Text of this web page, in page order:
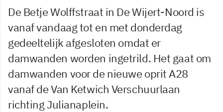
De Betje Wolffstraat in De Wijert-Noord is
vanaf vandaag tot en met donderdag
gedeeltelijk afgesloten omdat er
damwanden worden ingetrild. Het gaat om
damwanden voor de nieuwe oprit A28
vanaf de Van Ketwich Verschuurlaan
richting Julianaplein.